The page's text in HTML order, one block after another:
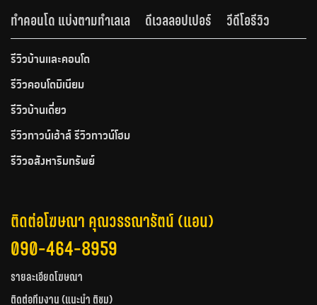
ทำคอนโด แบ่งตามทำเลเล
ดีเวลลอปเปอร์ วีดีโอรีวิว
รีวิวบ้านและคอนโด
รีวิวคอนโดมิเนียม
รีวิวบ้านเดี่ยว
รีวิวทาวน์เฮ้าส์ รีวิวทาวน์โฮม
รีวิวอสังหาริมทรัพย์
ติดต่อโฆษณา คุณวรรณารัตน์ (แอน)
090-464-8959
รายละเอียดโฆษณา
ติดต่อทีมงาน (แนะนำ ติชม)